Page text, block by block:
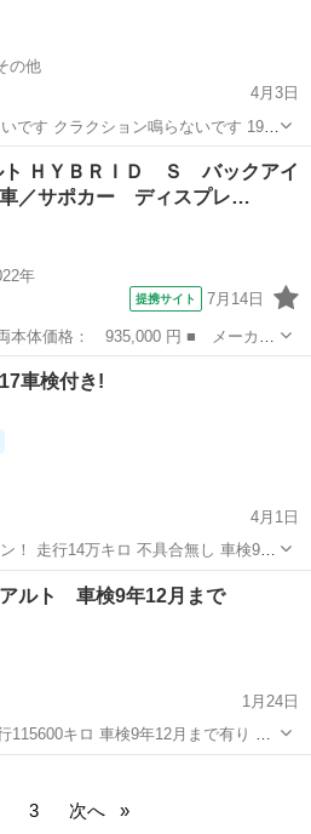
の他
4月3日
です クラクション鳴らないです 19万
たことは無いです 車検が今年の6月
アルト
ト ＨＹＢＲＩＤ Ｓ バックアイ
車／サポカー ディスプレ…
年
提携サイト 7月14日
ト ■ グレード名： ＨＹＢＲＩ
／サポカー ディスプレイオーディ
車検付き!
4月1日
！ 走行14万キロ 不具合無し 車検9年
アルト 燃費
ルト 車検9年12月まで
1月24日
115600キロ 車検9年12月まで有り レ
ャージ スマートキー （2個） 運転席
3 次へ